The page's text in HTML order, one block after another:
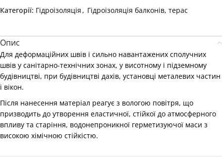
Категорії: Гідроізоляція , Гідроізоляція балконів, терас
Опис
Для деформаційних швів і сильно навантажених сполучних
швів у санітарно-технічних зонах, у висотному і підземному
будівництві, при будівництві дахів, установці металевих частин
і вікон.
Після нанесення матеріал реагує з вологою повітря, що
призводить до утворення еластичної, стійкої до атмосферного
впливу та старіння, водонепроникної герметизуючої маси з
високою хімічною стійкістю.